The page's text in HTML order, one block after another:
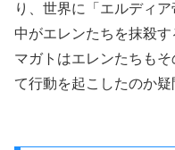
り、世界に「エルディ
中がエレンたちを抹殺す
マガトはエレンたちも
て行動を起こしたのか疑